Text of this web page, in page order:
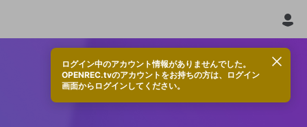
ログイン中のアカウント情報がありませんでした。
OPENREC.tvのアカウントをお持ちの方は、ログイン
画面からログインしてください。